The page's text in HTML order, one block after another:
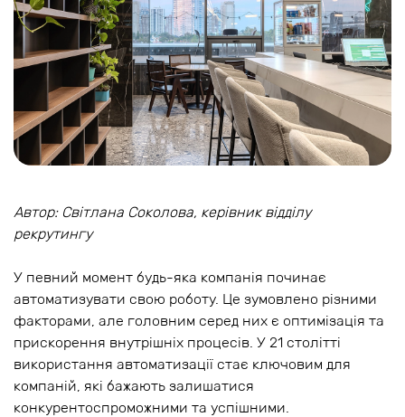
Автор: Світлана Соколова, керівник відділу
рекрутингу
У певний момент будь-яка компанія починає
автоматизувати свою роботу. Це зумовлено різними
факторами, але головним серед них є оптимізація та
прискорення внутрішніх процесів. У 21 столітті
використання автоматизації стає ключовим для
компаній, які бажають залишатися
конкурентоспроможними та успішними.